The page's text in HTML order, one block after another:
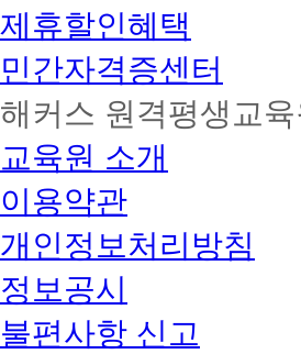
제휴할인혜택
민간자격증센터
해커스 원격평생교
교육원 소개
이용약관
개인정보처리방침
정보공시
불편사항 신고